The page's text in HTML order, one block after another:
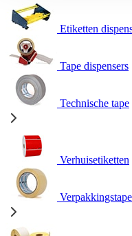
Etiketten
Tape dispensers
Technische tape
Verhuisetiketten
Verpakkingstape